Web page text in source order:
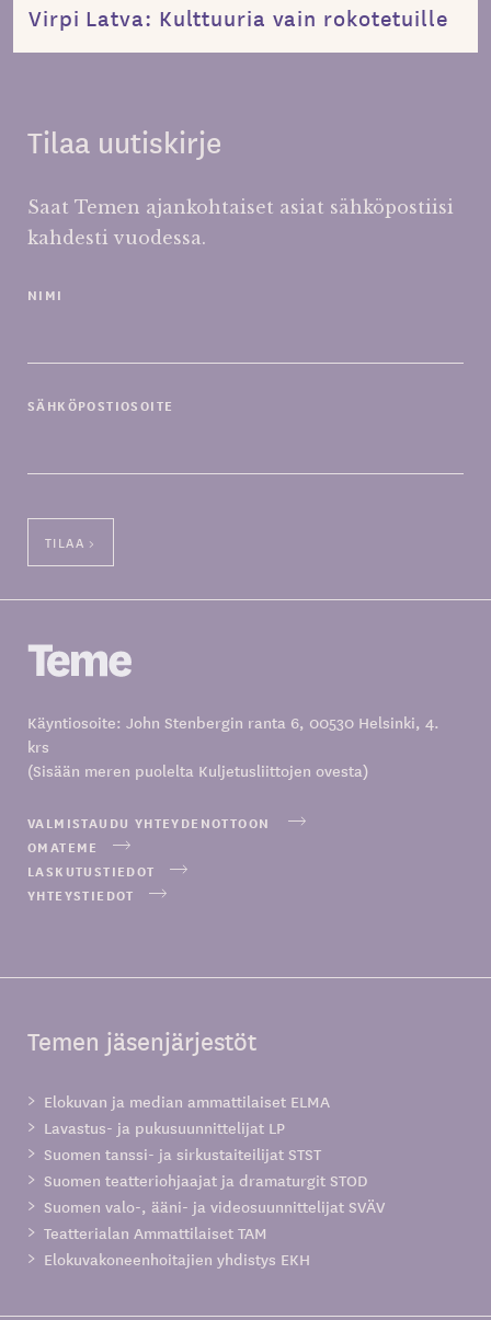
Virpi Latva: Kulttuuria vain rokotetuille
Tilaa uutiskirje
Saat Temen ajankohtaiset asiat sähköpostiisi
kahdesti vuodessa.
NIMI
SÄHKÖPOSTIOSOITE
Käyntiosoite: John Stenbergin ranta 6, 00530 Helsinki, 4.
krs
(Sisään meren puolelta Kuljetusliittojen ovesta)
VALMISTAUDU YHTEYDENOTTOON
OMATEME
LASKUTUSTIEDOT
YHTEYSTIEDOT
Temen jäsenjärjestöt
Elokuvan ja median ammattilaiset ELMA
Lavastus- ja pukusuunnittelijat LP
Suomen tanssi- ja sirkustaiteilijat STST
Suomen teatteriohjaajat ja dramaturgit STOD
Suomen valo-, ääni- ja videosuunnittelijat SVÄV
Teatterialan Ammattilaiset TAM
Elokuvakoneenhoitajien yhdistys EKH